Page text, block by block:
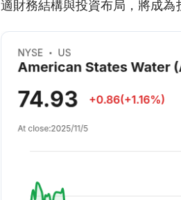
適財務結構與投資布局，將成為